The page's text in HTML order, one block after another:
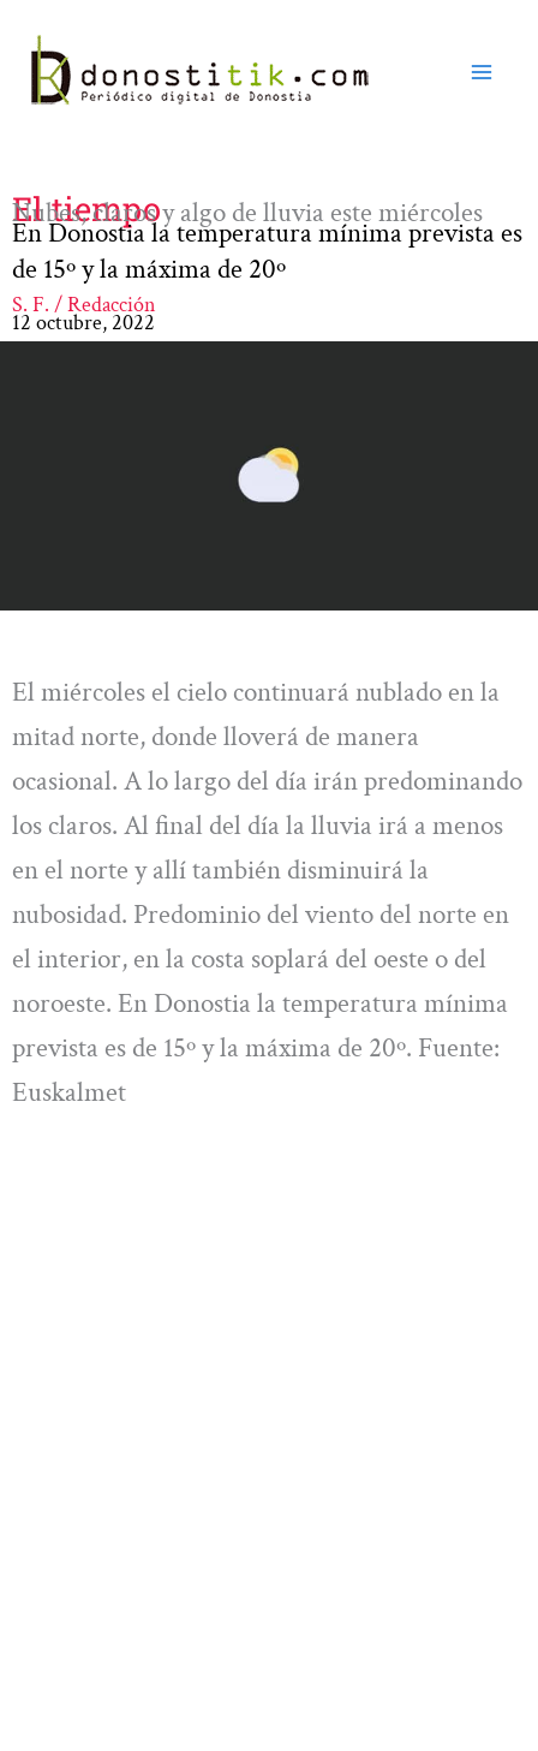
contenido
El tiempo
Nubes, claros y algo de lluvia este miércoles
En Donostia la temperatura mínima prevista es
de 15º y la máxima de 20º
S. F. / Redacción
12 octubre, 2022
El miércoles el cielo continuará nublado en la
mitad norte, donde lloverá de manera
ocasional. A lo largo del día irán predominando
los claros. Al final del día la lluvia irá a menos
en el norte y allí también disminuirá la
nubosidad. Predominio del viento del norte en
el interior, en la costa soplará del oeste o del
noroeste. En Donostia la temperatura mínima
prevista es de 15º y la máxima de 20º. Fuente:
Euskalmet